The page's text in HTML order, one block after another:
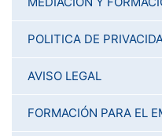
POLITICA DE
AVISO LEGAL
FORMACIÓN PARA EL